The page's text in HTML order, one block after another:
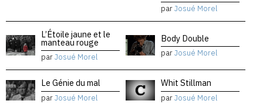
parJosué Morel
L’Étoile jaune et le
manteau rouge
parJosué Morel
Body Double
parJosué Morel
Le Génie du mal
parJosué Morel
Whit Stillman
parJosué Morel